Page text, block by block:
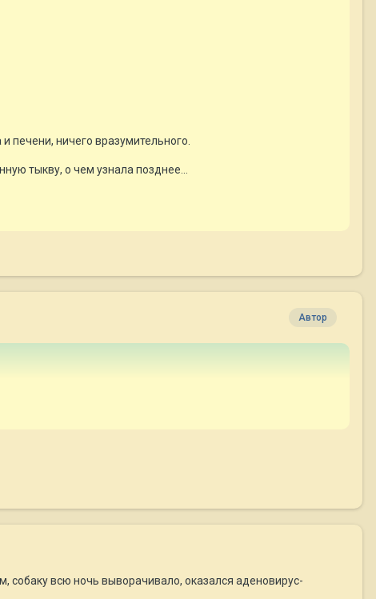
печени, ничего вразумительного.
тыкву, о чем узнала позднее...
Автор
собаку всю ночь выворачивало, оказался аденовирус-